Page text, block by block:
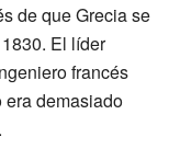
de que Grecia se
El líder
francés
era demasiado